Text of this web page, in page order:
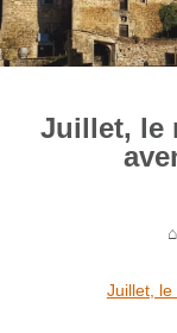
Juillet, le
Juillet, le